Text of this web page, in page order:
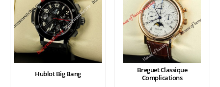
Hublot Big Bang
Breguet Classique
Complications